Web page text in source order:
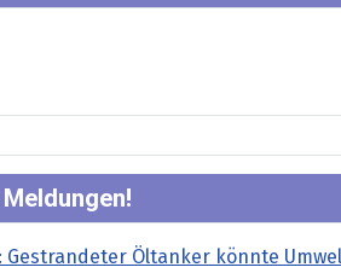
Gestrandeter Öltanker könnte